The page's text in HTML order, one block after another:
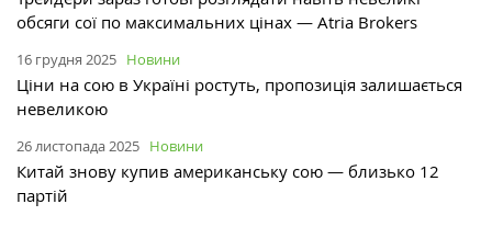
обсяги сої по максимальних цінах — Atria Brokers
16 грудня 2025 Новини
Ціни на сою в Україні ростуть, пропозиція залишається
невеликою
26 листопада 2025 Новини
Китай знову купив американську сою — близько 12
партій